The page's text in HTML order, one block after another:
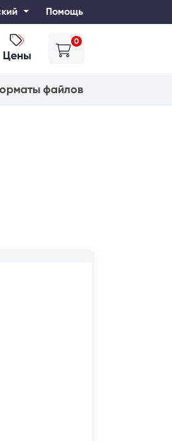
Помощь
Цены
0
файлов